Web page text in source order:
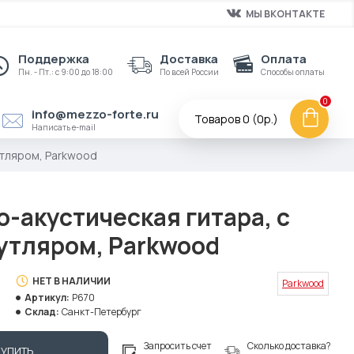
МЫ ВКОНТАКТЕ
Поддержка
Пн. - Пт.: с 9:00 до 18:00
Доставка
По всей России
Оплата
Способы оплаты
info@mezzo-forte.ru
Написать e-mail
Товаров 0 (0р.)
0
Parkwood
акустическая гитара, с
Parkwood
НЕТ В НАЛИЧИИ
Артикул: P670
Склад: Санкт-Петербург
Parkwood
Запросить счет Сколько доставка?